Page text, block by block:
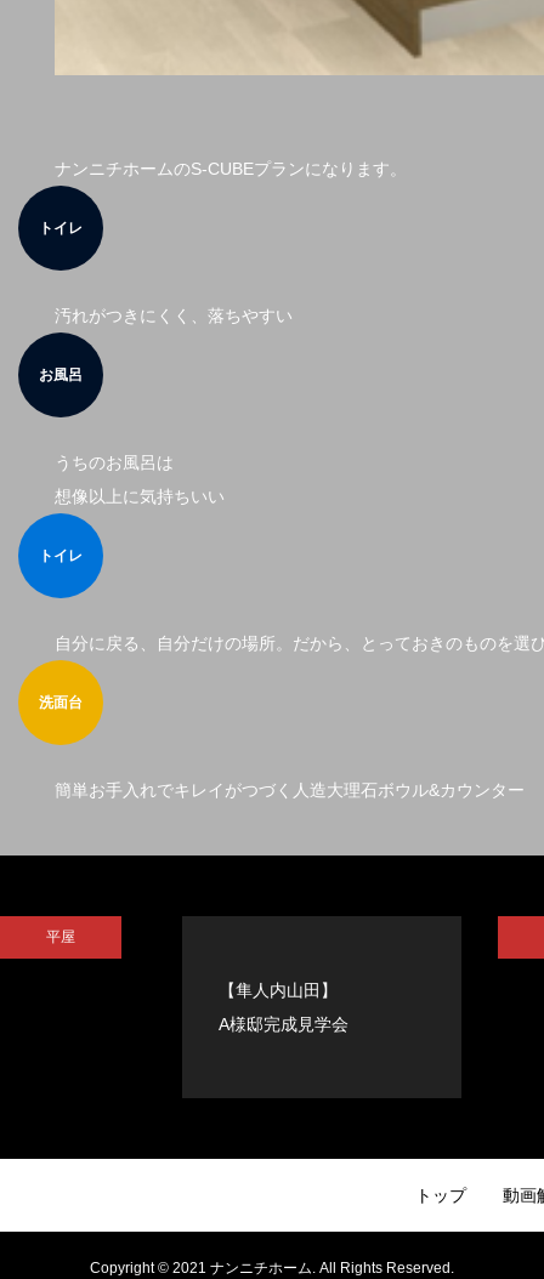
ナンニチホームのS-CUBEプランになります。
トイレ
汚れがつきにくく、落ちやすい
お風呂
うちのお風呂は
想像以上に気持ちいい
トイレ
自分に戻る、自分だけの場所。だから、とっておきのものを選
洗面台
簡単お手入れでキレイがつづく人造大理石ボウル&カウンター
平屋
【隼人内山田】
A様邸完成見学会
トップ 動画
Copyright © 2021 ナンニチホーム. All Rights Reserved.